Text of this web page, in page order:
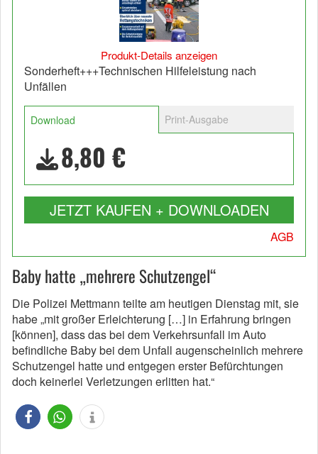
Produkt-Details anzeigen
Sonderheft+++Technischen Hilfeleistung nach
Unfällen
Download Print-Ausgabe
8,80 €
JETZT KAUFEN + DOWNLOADEN
AGB
Baby hatte „mehrere Schutzengel“
Die Polizei Mettmann teilte am heutigen Dienstag mit, sie
habe „mit großer Erleichterung […] in Erfahrung bringen
[können], dass das bei dem Verkehrsunfall im Auto
befindliche Baby bei dem Unfall augenscheinlich mehrere
Schutzengel hatte und entgegen erster Befürchtungen
doch keinerlei Verletzungen erlitten hat.“